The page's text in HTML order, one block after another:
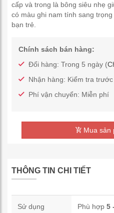
cấp và trong là bông siêu nhẹ
có màu ghi nam tính sang
bạn trẻ.
Chính sách bán hàng:
Đổi hàng: Trong 5 ngày (
Nhận hàng: Kiểm tra
Phí vận chuyển: Miễn phí
Mua sản
THÔNG TIN CHI TIẾT
Sử dụng Phù hợp 5